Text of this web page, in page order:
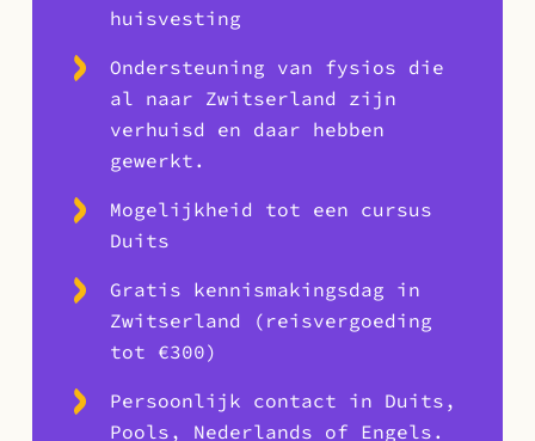
huisvesting
Ondersteuning van fysios die
al naar Zwitserland zijn
verhuisd en daar hebben
gewerkt.
Mogelijkheid tot een cursus
Duits
Gratis kennismakingsdag in
Zwitserland (reisvergoeding
tot €300)
Persoonlijk contact in Duits,
Pools, Nederlands of Engels.